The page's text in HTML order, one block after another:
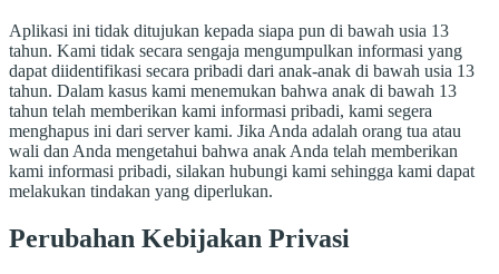
Aplikasi ini tidak ditujukan kepada siapa pun di bawah usia 13
tahun. Kami tidak secara sengaja mengumpulkan informasi yang
dapat diidentifikasi secara pribadi dari anak-anak di bawah usia 13
tahun. Dalam kasus kami menemukan bahwa anak di bawah 13
tahun telah memberikan kami informasi pribadi, kami segera
menghapus ini dari server kami. Jika Anda adalah orang tua atau
wali dan Anda mengetahui bahwa anak Anda telah memberikan
kami informasi pribadi, silakan hubungi kami sehingga kami dapat
melakukan tindakan yang diperlukan.
Perubahan Kebijakan Privasi